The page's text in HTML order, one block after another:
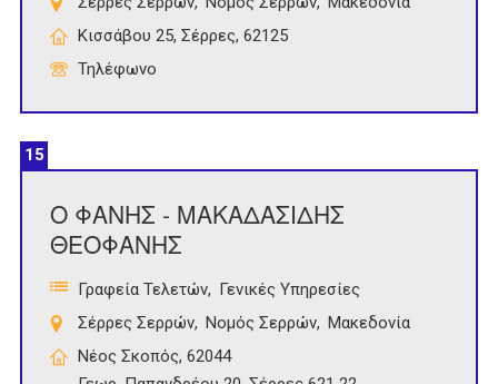
Κισσάβου 25, Σέρρες, 62125
Τηλέφωνο
15
Ο ΦΑΝΗΣ - ΜΑΚΑΔΑΣΙΔΗΣ
ΘΕΟΦΑΝΗΣ
Γραφεία Τελετών
Γενικές Υπηρεσίες
Σέρρες Σερρών
Νομός Σερρών
Μακεδονία
Νέος Σκοπός, 62044